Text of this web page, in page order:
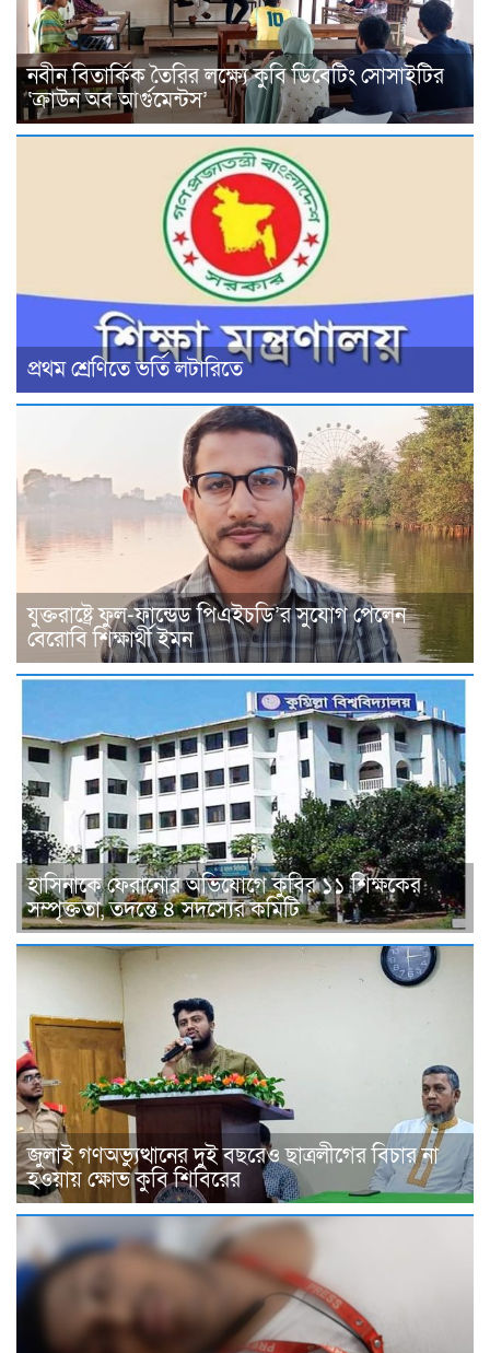
নবীন বিতার্কিক তৈরির লক্ষ্যে কুবি ডিবেটিং সোসাইটির
‘ক্রাউন অব আর্গুমেন্টস’
প্রথম শ্রেণিতে ভর্তি লটারিতে
যুক্তরাষ্ট্রে ফুল-ফান্ডেড পিএইচডি’র সুযোগ পেলেন
বেরোবি শিক্ষার্থী ইমন
হাসিনাকে ফেরানোর অভিযোগে কুবির ১১ শিক্ষকের
সম্পৃক্ততা, তদন্তে ৪ সদস্যের কমিটি
জুলাই গণঅভ্যুত্থানের দুই বছরেও ছাত্রলীগের বিচার না
হওয়ায় ক্ষোভ কুবি শিবিরের